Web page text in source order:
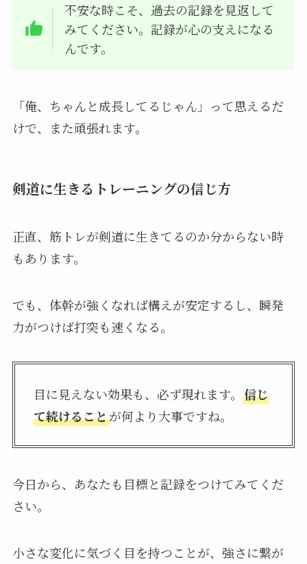
不安な時こそ、過去の記録を見返して
みてください。記録が心の支えになる
んです。
「俺、ちゃんと成長してるじゃん」って思えるだ
けで、また頑張れます。
剣道に生きるトレーニングの信じ方
正直、筋トレが剣道に生きてるのか分からない時
もあります。
でも、体幹が強くなれば構えが安定するし、瞬発
力がつけば打突も速くなる。
目に見えない効果も、必ず現れます。 信じ
て続けることが何より大事ですね。
今日から、あなたも目標と記録をつけてみてくだ
さい。
小さな変化に気づく目を持つことが、強さに繋が